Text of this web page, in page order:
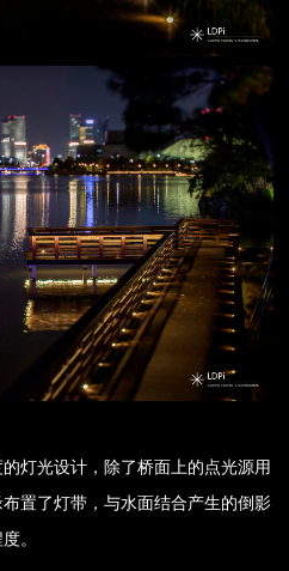
灯光设计，除了桥面上的点光源用
置了灯带，与水面结合产生的倒影
。